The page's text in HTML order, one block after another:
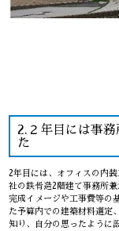
2.２年目には事
た
2年目には、オフィスの内
社の鉄骨造2階建て事務所
完成イメージや工事費等の
た予算内での建築材料選定
知り、自分の思ったように